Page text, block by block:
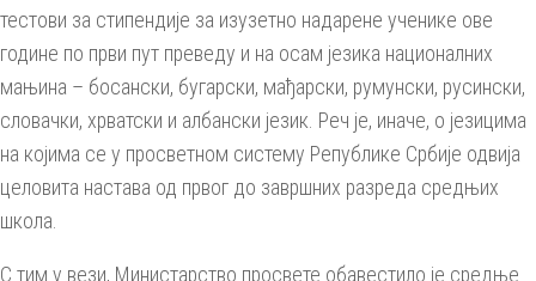
тестови за стипендије за изузетно надарене ученике ове
године по први пут преведу и на осам језика националних
мањина – босански, бугарски, мађарски, румунски, русински,
словачки, хрватски и албански језик. Реч је, иначе, о језицима
на којима се у просветном систему Републике Србије одвија
целовита настава од првог до завршних разреда средњих
школа.
С тим у вези, Министарство просвете обавестило је средње